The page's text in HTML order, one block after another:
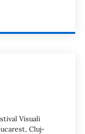
Visuali
Cluj-